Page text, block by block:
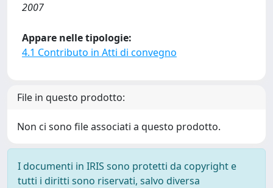
2007
Appare nelle tipologie:
4.1 Contributo in Atti di convegno
File in questo prodotto:
Non ci sono file associati a questo prodotto.
I documenti in IRIS sono protetti da copyright e
tutti i diritti sono riservati, salvo diversa